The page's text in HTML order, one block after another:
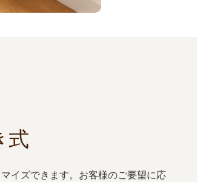
式
イズできます。お客様のご要望に応